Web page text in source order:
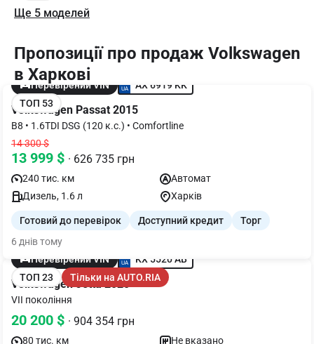
Пропозиції про продаж Volkswagen
в Харкові
Перевірений VIN
AX 6919 KK
ТОП 53
Volkswagen Passat 2015
B8 • 1.6TDI DSG (120 к.с.) • Comfortline
14 300 $
13 999 $ · 626 735 грн
240 тис. км
Автомат
Дизель, 1.6 л
Харків
Готовий до перевірок Доступний кредит
Торг
6 днів тому
Перевірений VIN
KX 5520 AB
ТОП 23
Тільки на AUTO.RIA
Volkswagen Jetta 2020
VII покоління
20 200 $ · 904 354 грн
80 тис. км
Не вказано
Ще 5 моделей